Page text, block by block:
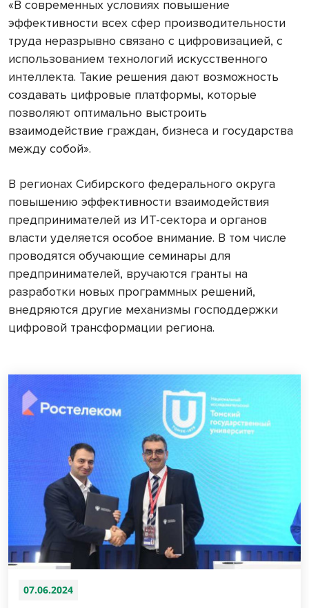
«В современных условиях повышение
эффективности всех сфер производительности
труда неразрывно связано с цифровизацией, с
использованием технологий искусственного
интеллекта. Такие решения дают возможность
создавать цифровые платформы, которые
позволяют оптимально выстроить
взаимодействие граждан, бизнеса и государства
между собой».
В регионах Сибирского федерального округа
повышению эффективности взаимодействия
предпринимателей из ИТ-сектора и органов
власти уделяется особое внимание. В том числе
проводятся обучающие семинары для
предпринимателей, вручаются гранты на
разработки новых программных решений,
внедряются другие механизмы господдержки
цифровой трансформации региона.
07.06.2024